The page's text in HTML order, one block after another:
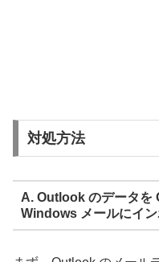
対処方法
A. Outlook のデータ
Windows メールにイ